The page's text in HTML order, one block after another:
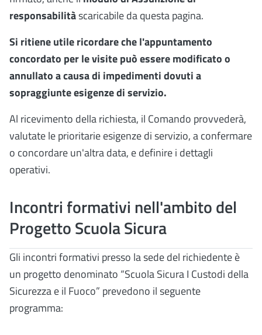
responsabilitàscaricabile da questa pagina.
Si ritiene utile ricordare che l'appuntamento
concordato per le visite può essere modificato o
annullato a causa di impedimenti dovuti a
sopraggiunte esigenze di servizio.
Al ricevimento della richiesta, il Comando provvederà,
valutate le prioritarie esigenze di servizio, a confermare
o concordare un'altra data, e definire i dettagli
operativi.
Incontri formativi nell'ambito del
Progetto Scuola Sicura
Gli incontri formativi presso la sede del richiedente è
un progetto denominato “Scuola Sicura I Custodi della
Sicurezza e il Fuoco” prevedono il seguente
programma: